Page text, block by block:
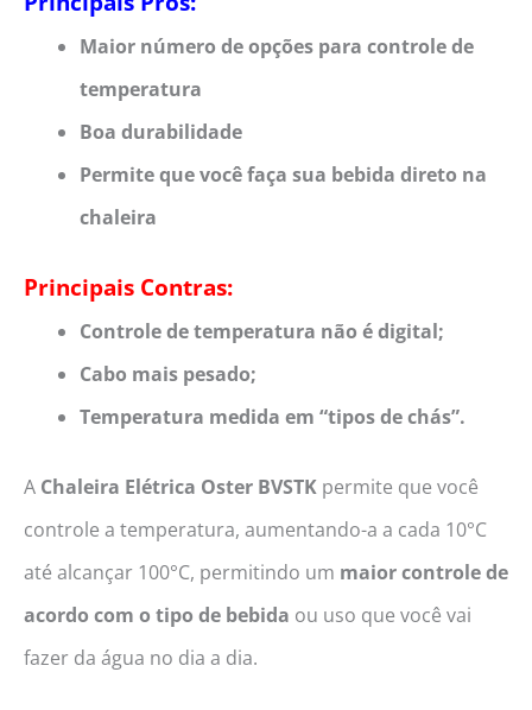
Maior número de opções para controle de
temperatura
Boa durabilidade
Permite que você faça sua bebida direto na
chaleira
Principais Contras:
Controle de temperatura não é digital;
Cabo mais pesado;
Temperatura medida em “tipos de chás”.
A Chaleira Elétrica Oster BVSTK permite que você
controle a temperatura, aumentando-a a cada 10°C
até alcançar 100°C, permitindo um maior controle de
acordo com o tipo de bebida ou uso que você vai
fazer da água no dia a dia.